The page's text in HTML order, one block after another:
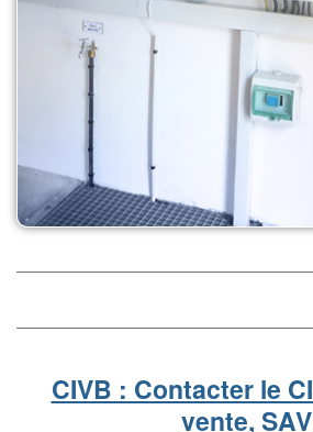
CIVB : Contacter le
vente, SAV